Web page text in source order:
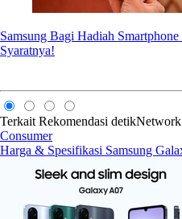
Samsung Bagi Hadiah
Syaratnya!
Terkait Rekomendasi detikNetwork
Consumer
Harga & Spesifikasi Samsung